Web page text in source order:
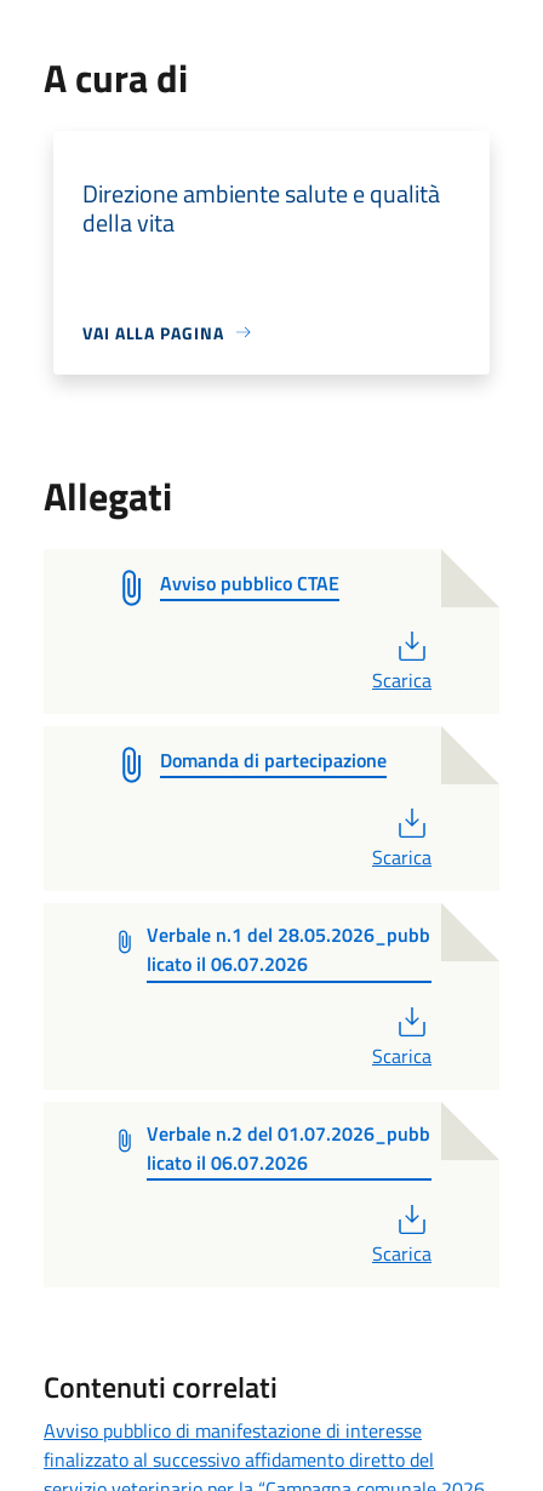
A cura di
Direzione ambiente salute e qualità
della vita
VAI ALLA PAGINA
Allegati
Avviso pubblico CTAE
Scarica
Domanda di partecipazione
Scarica
Verbale n.1 del 28.05.2026_pubb
licato il 06.07.2026
Scarica
Verbale n.2 del 01.07.2026_pubb
licato il 06.07.2026
Scarica
Contenuti correlati
Avviso pubblico di manifestazione di interesse
finalizzato al successivo affidamento diretto del